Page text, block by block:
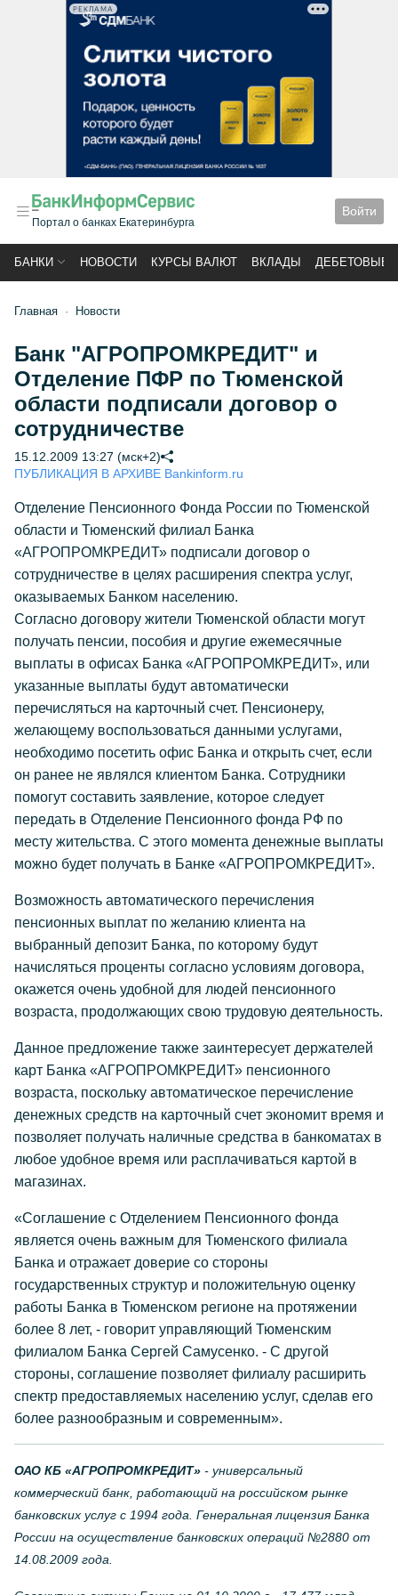
РЕКЛАМА
Портал о банках Екатеринбурга
Войти
БАНКИ НОВОСТИ КУРСЫ ВАЛЮТ ВКЛАДЫ ДЕБЕТОВЫЕ
Главная Новости
Банк "АГРОПРОМКРЕДИТ" и
Отделение ПФР по Тюменской
области подписали договор о
сотрудничестве
15.12.2009 13:27 (мск+2)
ПУБЛИКАЦИЯ В АРХИВЕ Bankinform.ru
Отделение Пенсионного Фонда России по Тюменской
области и Тюменский филиал Банка
«АГРОПРОМКРЕДИТ» подписали договор о
сотрудничестве в целях расширения спектра услуг,
оказываемых Банком населению.
Согласно договору жители Тюменской области могут
получать пенсии, пособия и другие ежемесячные
выплаты в офисах Банка «АГРОПРОМКРЕДИТ», или
указанные выплаты будут автоматически
перечисляться на карточный счет. Пенсионеру,
желающему воспользоваться данными услугами,
необходимо посетить офис Банка и открыть счет, если
он ранее не являлся клиентом Банка. Сотрудники
помогут составить заявление, которое следует
передать в Отделение Пенсионного фонда РФ по
месту жительства. С этого момента денежные выплаты
можно будет получать в Банке «АГРОПРОМКРЕДИТ».
Возможность автоматического перечисления
пенсионных выплат по желанию клиента на
выбранный депозит Банка, по которому будут
начисляться проценты согласно условиям договора,
окажется очень удобной для людей пенсионного
возраста, продолжающих свою трудовую деятельность.
Данное предложение также заинтересует держателей
карт Банка «АГРОПРОМКРЕДИТ» пенсионного
возраста, поскольку автоматическое перечисление
денежных средств на карточный счет экономит время и
позволяет получать наличные средства в банкоматах в
любое удобное время или расплачиваться картой в
магазинах.
«Соглашение с Отделением Пенсионного фонда
является очень важным для Тюменского филиала
Банка и отражает доверие со стороны
государственных структур и положительную оценку
работы Банка в Тюменском регионе на протяжении
более 8 лет, - говорит управляющий Тюменским
филиалом Банка Сергей Самусенко. - С другой
стороны, соглашение позволяет филиалу расширить
спектр предоставляемых населению услуг, сделав его
более разнообразным и современным».
ОАО КБ «АГРОПРОМКРЕДИТ» - универсальный
коммерческий банк, работающий на российском рынке
банковских услуг с 1994 года. Генеральная лицензия Банка
России на осуществление банковских операций №2880 от
14.08.2009 года.